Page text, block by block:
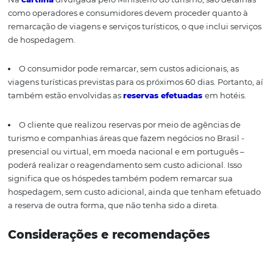
durante este período.
Reagendamento de
Reservas
como operadores e consumidores devem proceder
remarcação de viagens e serviços turísticos, o que inclui
de hospedagem.
O consumidor pode remarcar, sem custos adicionais,
viagens turísticas previstas para os próximos 60 dias.